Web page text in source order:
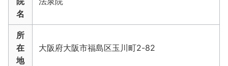
名
所
在
地
大阪府大阪市福島区玉川町2-82